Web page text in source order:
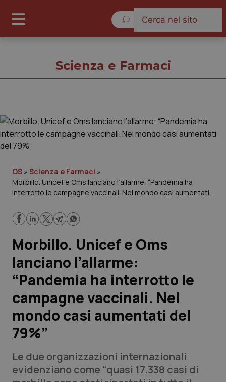
Cronache
Governo e Parlamento
Regioni e Asl
Lavoro e Professioni
Scienza e Farmaci
Studi e Analisi
Lettere al direttore
Edizioni Regionali
QS Pro
Scienza e Farmaci
QS » Scienza e Farmaci »
Morbillo. Unicef e Oms lanciano l’allarme: “Pandemia ha
interrotto le campagne vaccinali. Nel mondo casi aumentati
Morbillo. Unicef e Oms
lanciano l’allarme:
“Pandemia ha interrotto le
campagne vaccinali. Nel
mondo casi aumentati del
79%”
Le due organizzazioni internazionali
evidenziano come “quasi 17.338 casi di